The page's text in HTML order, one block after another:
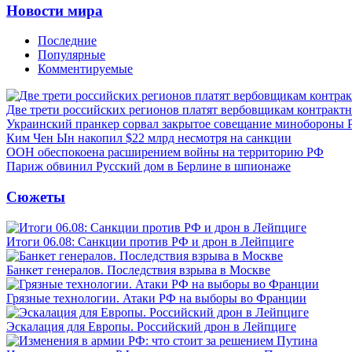
Новости мира
Последние
Популярные
Комментируемые
Две трети российских регионов платят вербовщикам
Украинский пранкер сорвал закрытое совещание минобороны
Ким Чен Ын накопил $22 млрд несмотря на санкции
ООН обеспокоена расширением войны на территорию РФ
Париж обвинил Русский дом в Берлине в шпионаже
Сюжеты
Итоги 06.08: Санкции против РФ и дрон в Лейпциге
Банкет генералов. Последствия взрыва в Москве
Грязные технологии. Атаки РФ на выборы во Франции
Эскалация для Европы. Российский дрон в Лейпциге